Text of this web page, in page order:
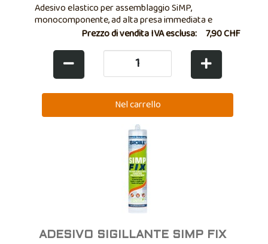
Adesivo elastico per assemblaggio SiMP,
monocomponente, ad alta presa immediata e
resistenza inizialePrezzo di vendita IVA esclusa: 7,90 CHF
ADESIVO SIGILLANTE SIMP FIX